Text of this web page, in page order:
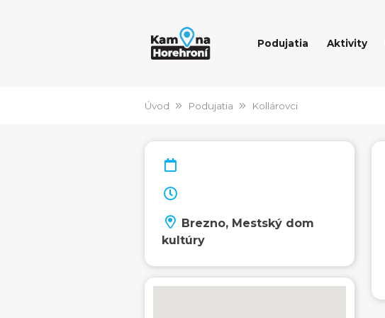
Podujatia Aktivity
Úvod Podujatia Kollárovci
Brezno, Mestský dom
kultúry